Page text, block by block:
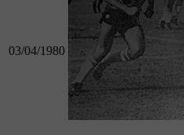
03/04/1980